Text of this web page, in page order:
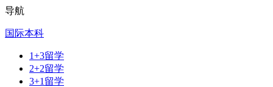
导航
国际本科
1+3留学
2+2留学
3+1留学